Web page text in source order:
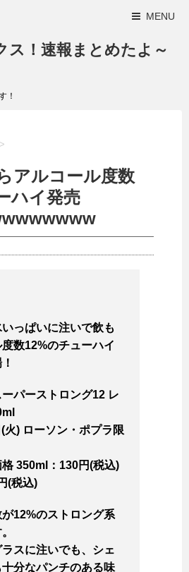
MENU
ス！速報まとめたよ～
！
>
アルコール度数
ハイ発売
いっぱいに注いで飲も
数12%のチューハイ
パーストロング12 レ
火) ローソン・ポプラ限
350ml：130円(税込)
(税込)
12%のストロング系
スに注いでも、シェ
分なパンチのある味